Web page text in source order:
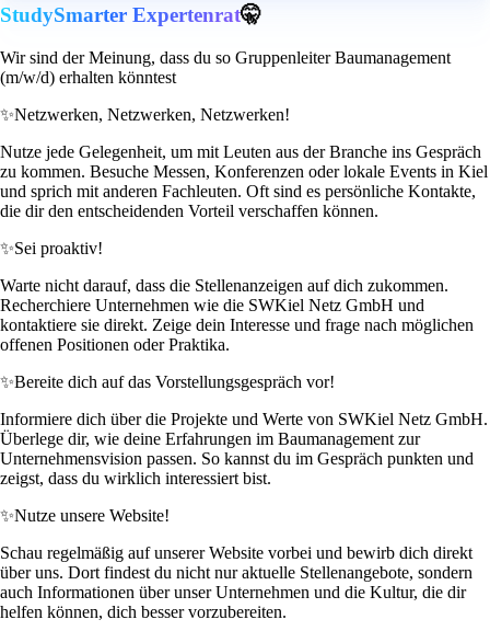
StudySmarter Expertenrat🤫
Wir sind der Meinung, dass du so Gruppenleiter Baumanagement
(m/w/d) erhalten könntest
✨Netzwerken, Netzwerken, Netzwerken!
Nutze jede Gelegenheit, um mit Leuten aus der Branche ins Gespräch
zu kommen. Besuche Messen, Konferenzen oder lokale Events in Kiel
und sprich mit anderen Fachleuten. Oft sind es persönliche Kontakte,
die dir den entscheidenden Vorteil verschaffen können.
✨Sei proaktiv!
Warte nicht darauf, dass die Stellenanzeigen auf dich zukommen.
Recherchiere Unternehmen wie die SWKiel Netz GmbH und
kontaktiere sie direkt. Zeige dein Interesse und frage nach möglichen
offenen Positionen oder Praktika.
✨Bereite dich auf das Vorstellungsgespräch vor!
Informiere dich über die Projekte und Werte von SWKiel Netz GmbH.
Überlege dir, wie deine Erfahrungen im Baumanagement zur
Unternehmensvision passen. So kannst du im Gespräch punkten und
zeigst, dass du wirklich interessiert bist.
✨Nutze unsere Website!
Schau regelmäßig auf unserer Website vorbei und bewirb dich direkt
über uns. Dort findest du nicht nur aktuelle Stellenangebote, sondern
auch Informationen über unser Unternehmen und die Kultur, die dir
helfen können, dich besser vorzubereiten.